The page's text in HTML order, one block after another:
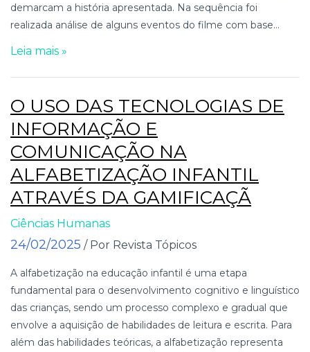
demarcam a história apresentada. Na sequência foi
realizada análise de alguns eventos do filme com base...
Leia mais »
O USO DAS TECNOLOGIAS DE
INFORMAÇÃO E
COMUNICAÇÃO NA
ALFABETIZAÇÃO INFANTIL
ATRAVÉS DA GAMIFICAÇÃ
Ciências Humanas
24/02/2025 / Por Revista Tópicos
A alfabetização na educação infantil é uma etapa
fundamental para o desenvolvimento cognitivo e linguístico
das crianças, sendo um processo complexo e gradual que
envolve a aquisição de habilidades de leitura e escrita. Para
além das habilidades teóricas, a alfabetização representa